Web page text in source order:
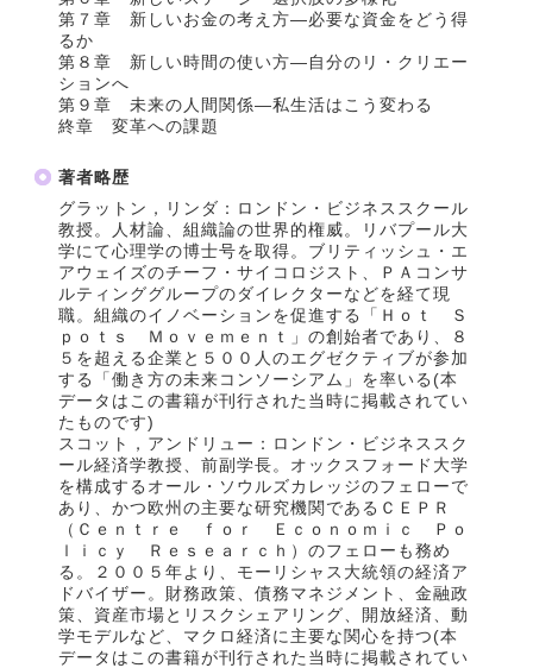
第７章 新しいお金の考え方―必要な資金をどう得
るか
第８章 新しい時間の使い方―自分のリ・クリエー
ションへ
第９章 未来の人間関係―私生活はこう変わる
終章 変革への課題
著者略歴
グラットン，リンダ：ロンドン・ビジネススクール
教授。人材論、組織論の世界的権威。リバプール大
学にて心理学の博士号を取得。ブリティッシュ・エ
アウェイズのチーフ・サイコロジスト、ＰＡコンサ
ルティンググループのダイレクターなどを経て現
職。組織のイノベーションを促進する「Ｈｏｔ Ｓ
ｐｏｔｓ Ｍｏｖｅｍｅｎｔ」の創始者であり、８
５を超える企業と５００人のエグゼクティブが参加
する「働き方の未来コンソーシアム」を率いる(本
データはこの書籍が刊行された当時に掲載されてい
たものです)
スコット，アンドリュー：ロンドン・ビジネススク
ール経済学教授、前副学長。オックスフォード大学
を構成するオール・ソウルズカレッジのフェローで
あり、かつ欧州の主要な研究機関であるＣＥＰＲ
（Ｃｅｎｔｒｅ ｆｏｒ Ｅｃｏｎｏｍｉｃ Ｐｏ
ｌｉｃｙ Ｒｅｓｅａｒｃｈ）のフェローも務め
る。２００５年より、モーリシャス大統領の経済ア
ドバイザー。財務政策、債務マネジメント、金融政
策、資産市場とリスクシェアリング、開放経済、動
学モデルなど、マクロ経済に主要な関心を持つ(本
データはこの書籍が刊行された当時に掲載されてい